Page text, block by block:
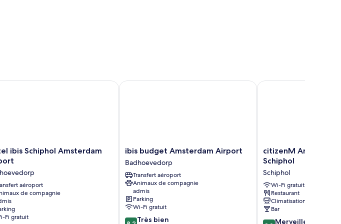
Airport
ibis Schiphol Amsterdam
aéroport
de compagnie
Fi gratuit
ibis Schiphol Amsterdam Airport
ibis
budget
Amsterdam
Airport
Badhoevedorp
ibis budget Amsterdam Airport
Badhoevedorp
Transfert aéroport
Animaux de compagnie
admis
Parking
Wi-Fi gratuit
8.2 Très bien
ibis budget Amsterdam Airport
citizenM
Amsterdam
Airport
Schiphol
Schiphol
citizenM
Schiphol
Schiphol
Wi-Fi gratuit
Restaurant
Climatisation
Bar
9.0 Merveilleux
citizenM Amsterdam